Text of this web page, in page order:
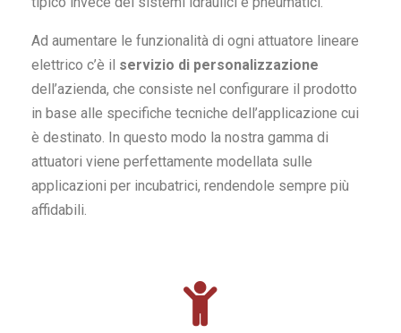
Ad aumentare le funzionalità di ogni attuatore lineare
elettrico c’è il servizio di personalizzazione
dell’azienda, che consiste nel configurare il prodotto
in base alle specifiche tecniche dell’applicazione cui
è destinato. In questo modo la nostra gamma di
attuatori viene perfettamente modellata sulle
applicazioni per incubatrici, rendendole sempre più
affidabili.